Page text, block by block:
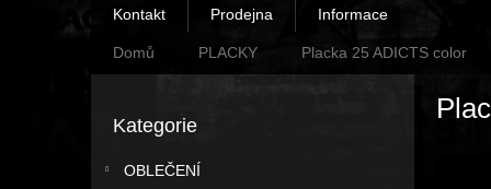
Kontakt Prodejna Informace
Domů PLACKY Placka 25 ADICTS color
Přeskočit
Kategorie
OBLEČENÍ